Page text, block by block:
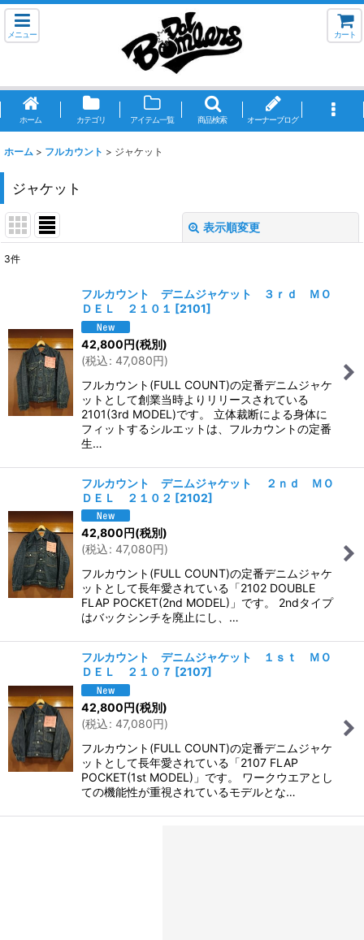
メニュー カート
ホーム カテゴリ アイテム一覧 商品検索 オーナーブログ
ホーム > フルカウント > ジャケット
ジャケット
表示順変更
絞り込む
3件
フルカウント デニムジャケット ３ｒｄ ＭＯ
ＤＥＬ ２１０１ [2101]
42,800円(税別)
(税込: 47,080円)
フルカウント(FULL COUNT)の定番デニムジャケ
ットとして創業当時よりリリースされている
2101(3rd MODEL)です。 立体裁断による身体に
フィットするシルエットは、フルカウントの定番
生…
フルカウント デニムジャケット ２ｎｄ ＭＯ
ＤＥＬ ２１０２ [2102]
42,800円(税別)
(税込: 47,080円)
フルカウント(FULL COUNT)の定番デニムジャケ
ットとして長年愛されている「2102 DOUBLE
FLAP POCKET(2nd MODEL)」です。 2ndタイプ
はバックシンチを廃止にし、…
フルカウント デニムジャケット １ｓｔ ＭＯ
ＤＥＬ ２１０７ [2107]
42,800円(税別)
(税込: 47,080円)
フルカウント(FULL COUNT)の定番デニムジャケ
ットとして長年愛されている「2107 FLAP
POCKET(1st MODEL)」です。 ワークウエアとし
ての機能性が重視されているモデルとな…